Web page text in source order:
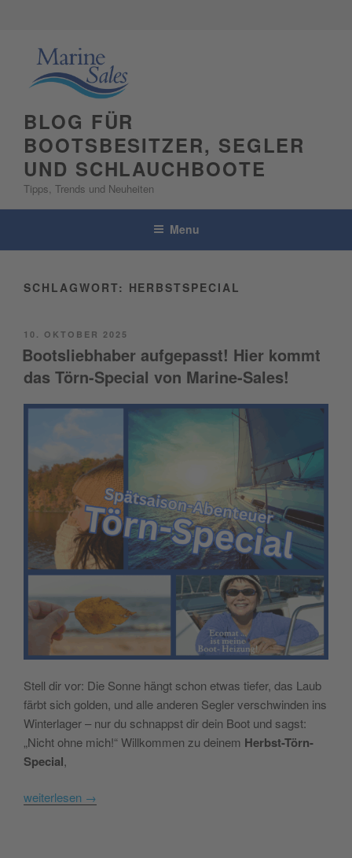
BLOG FÜR
BOOTSBESITZER, SEGLER
UND SCHLAUCHBOOTE
Tipps, Trends und Neuheiten
Menu
SCHLAGWORT: HERBSTSPECIAL
POSTED
ON
10. OKTOBER 2025
Bootsliebhaber aufgepasst! Hier kommt
das Törn-Special von Marine-Sales!
Stell dir vor: Die Sonne hängt schon etwas tiefer, das Laub
färbt sich golden, und alle anderen Segler verschwinden ins
Winterlager – nur du schnappst dir dein Boot und sagst:
„Nicht ohne mich!“ Willkommen zu deinem Herbst-Törn-
Special,
weiterlesen →